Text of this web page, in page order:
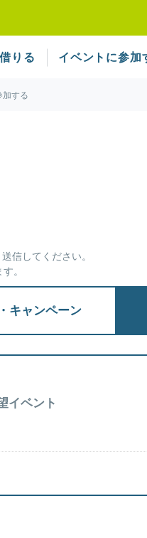
りる イベントに参加
加する
信してください。
。
キャンペーン
イベント